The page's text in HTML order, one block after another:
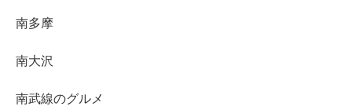
南多摩
南大沢
南武線のグルメ